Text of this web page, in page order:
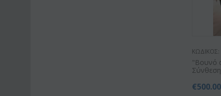
ΚΩΔΙΚΟΣ:
"Βουνό
Σύνθεση
€500.00